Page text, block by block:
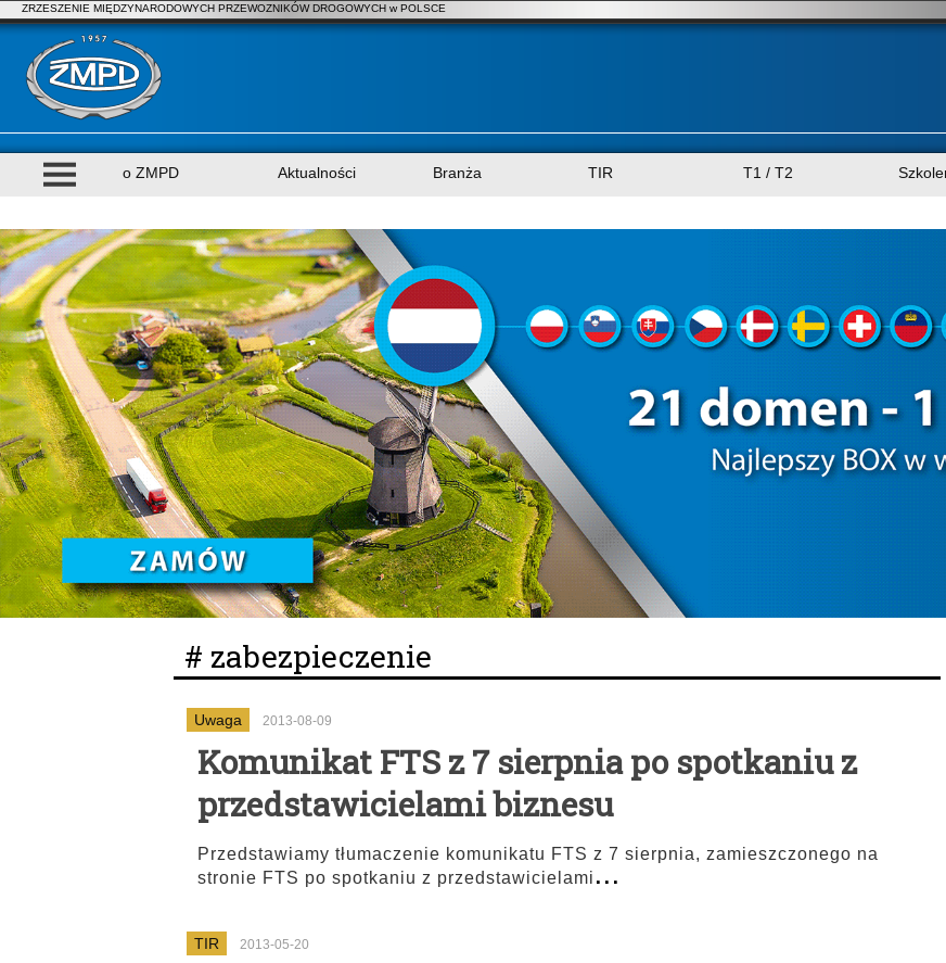
ZRZESZENIE MIĘDZYNARODOWYCH PRZEWOZNIKÓW DROGOWYCH w POLSCE
o ZMPD Aktualności Branża TIR T1 / T2
# zabezpieczenie
Uwaga 2013-08-09
Komunikat FTS z 7 sierpnia po spotkaniu z
przedstawicielami biznesu
Przedstawiamy tłumaczenie komunikatu FTS z 7 sierpnia, zamieszczonego na
stronie FTS po spotkaniu z przedstawicielami...
TIR 2013-05-20